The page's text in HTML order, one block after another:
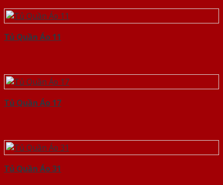
Tủ Quần Áo 11
Tủ Quần Áo 17
Tủ Quần Áo 31